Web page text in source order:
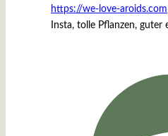
https://we-love-aroids.com
Insta, tolle Pflanzen, guter